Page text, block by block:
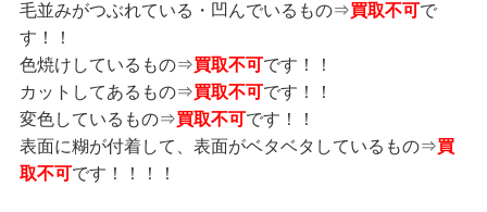
毛並みがつぶれている・凹んでいるもの⇒買取不可で
す！！
色焼けしているもの⇒買取不可です！！
カットしてあるもの⇒買取不可です！！
変色しているもの⇒買取不可です！！
表面に糊が付着して、表面がベタベタしているもの⇒買
取不可です！！！！